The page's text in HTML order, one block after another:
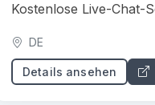
Kostenlose Live-Chat-
DE
Details ansehen